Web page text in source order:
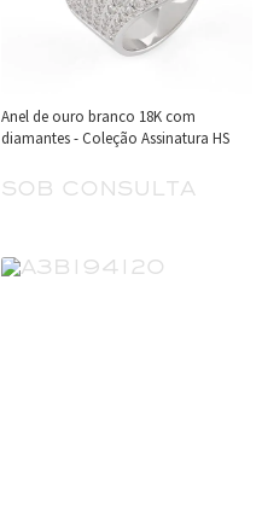
Anel de ouro branco 18K com
diamantes - Coleção Assinatura HS
sob consulta